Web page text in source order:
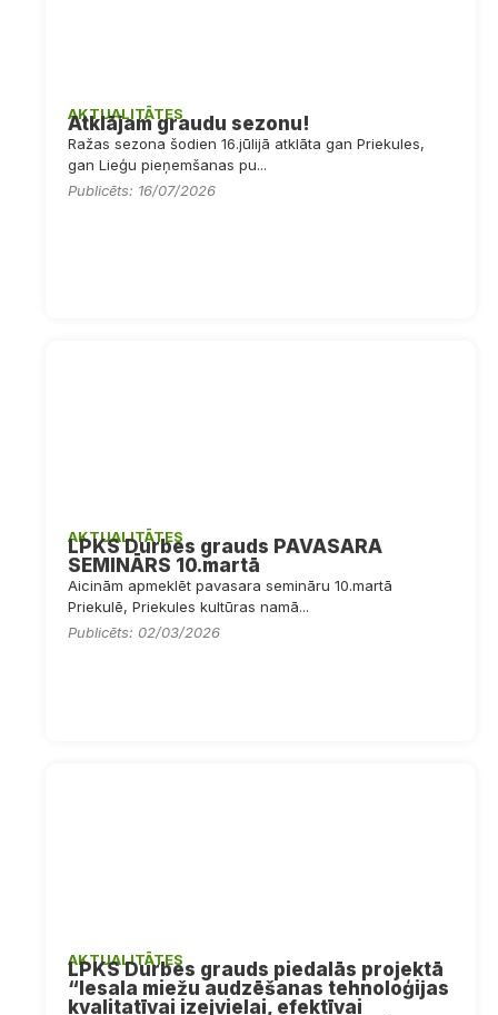
AKTUALITĀTES
Atklājam graudu sezonu!
Ražas sezona šodien 16.jūlijā atklāta gan Priekules,
gan Lieģu pieņemšanas pu...
Publicēts: 16/07/2026
AKTUALITĀTES
LPKS Durbes grauds PAVASARA
SEMINĀRS 10.martā
Aicinām apmeklēt pavasara semināru 10.martā
Priekulē, Priekules kultūras namā...
Publicēts: 02/03/2026
AKTUALITĀTES
LPKS Durbes grauds piedalās projektā
“Iesala miežu audzēšanas tehnoloģijas
kvalitatīvai izejvielai, efektīvai